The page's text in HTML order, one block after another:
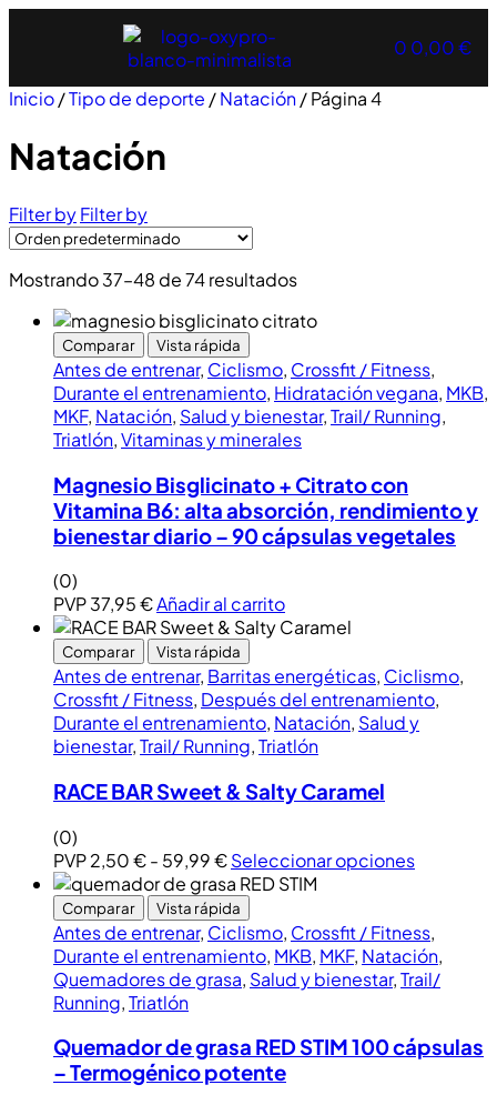
0 0,00€
Inicio/Tipo de deporte /Natación/ Página 4
Natación
Filter byFilter by
Mostrando 37–48 de 74 resultados
Comparar Vista rápida
Antes de entrenar, Ciclismo, Crossfit / Fitness,
Durante el entrenamiento, Hidratación vegana, MKB,
MKF, Natación, Salud y bienestar,Trail/ Running,
Triatlón,Vitaminas y minerales
Magnesio Bisglicinato + Citrato con
Vitamina B6: alta absorción, rendimiento y
bienestar diario – 90 cápsulas vegetales
(0)
PVP37,95€Añadir al carrito
Comparar Vista rápida
Antes de entrenar, Barritas energéticas, Ciclismo,
Crossfit / Fitness, Después del entrenamiento,
Durante el entrenamiento, Natación, Salud y
bienestar,Trail/ Running,Triatlón
RACE BAR Sweet & Salty Caramel
(0)
PVP2,50€- 59,99€Seleccionar opciones
Comparar Vista rápida
Antes de entrenar, Ciclismo, Crossfit / Fitness,
Durante el entrenamiento, MKB, MKF, Natación,
Quemadores de grasa, Salud y bienestar,Trail/
Running,Triatlón
Quemador de grasa RED STIM 100 cápsulas
– Termogénico potente